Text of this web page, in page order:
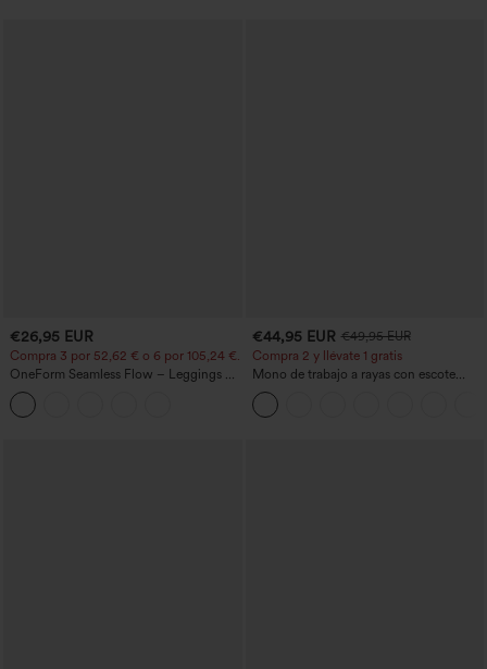
€26,95 EUR
Compra 3 por 52,62 € o 6 por 105,24 €.
OneForm Seamless Flow – Leggings de
yoga sin costuras, tiro medio, control de
abdomen y realce de glúteos
€44,95 EUR €49,95 EUR
Compra 2 y llévate 1 gratis
Mono de trabajo a rayas con escote
barco, sin mangas, lazo lateral, tacto
Cool Touch y bolsillos - Edición Easy
Peezy